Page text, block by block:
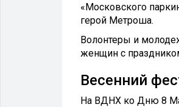
«Московского
герой Метроша.
Волонтеры и
женщин с
Весенний
На ВДНХ ко Дню 8